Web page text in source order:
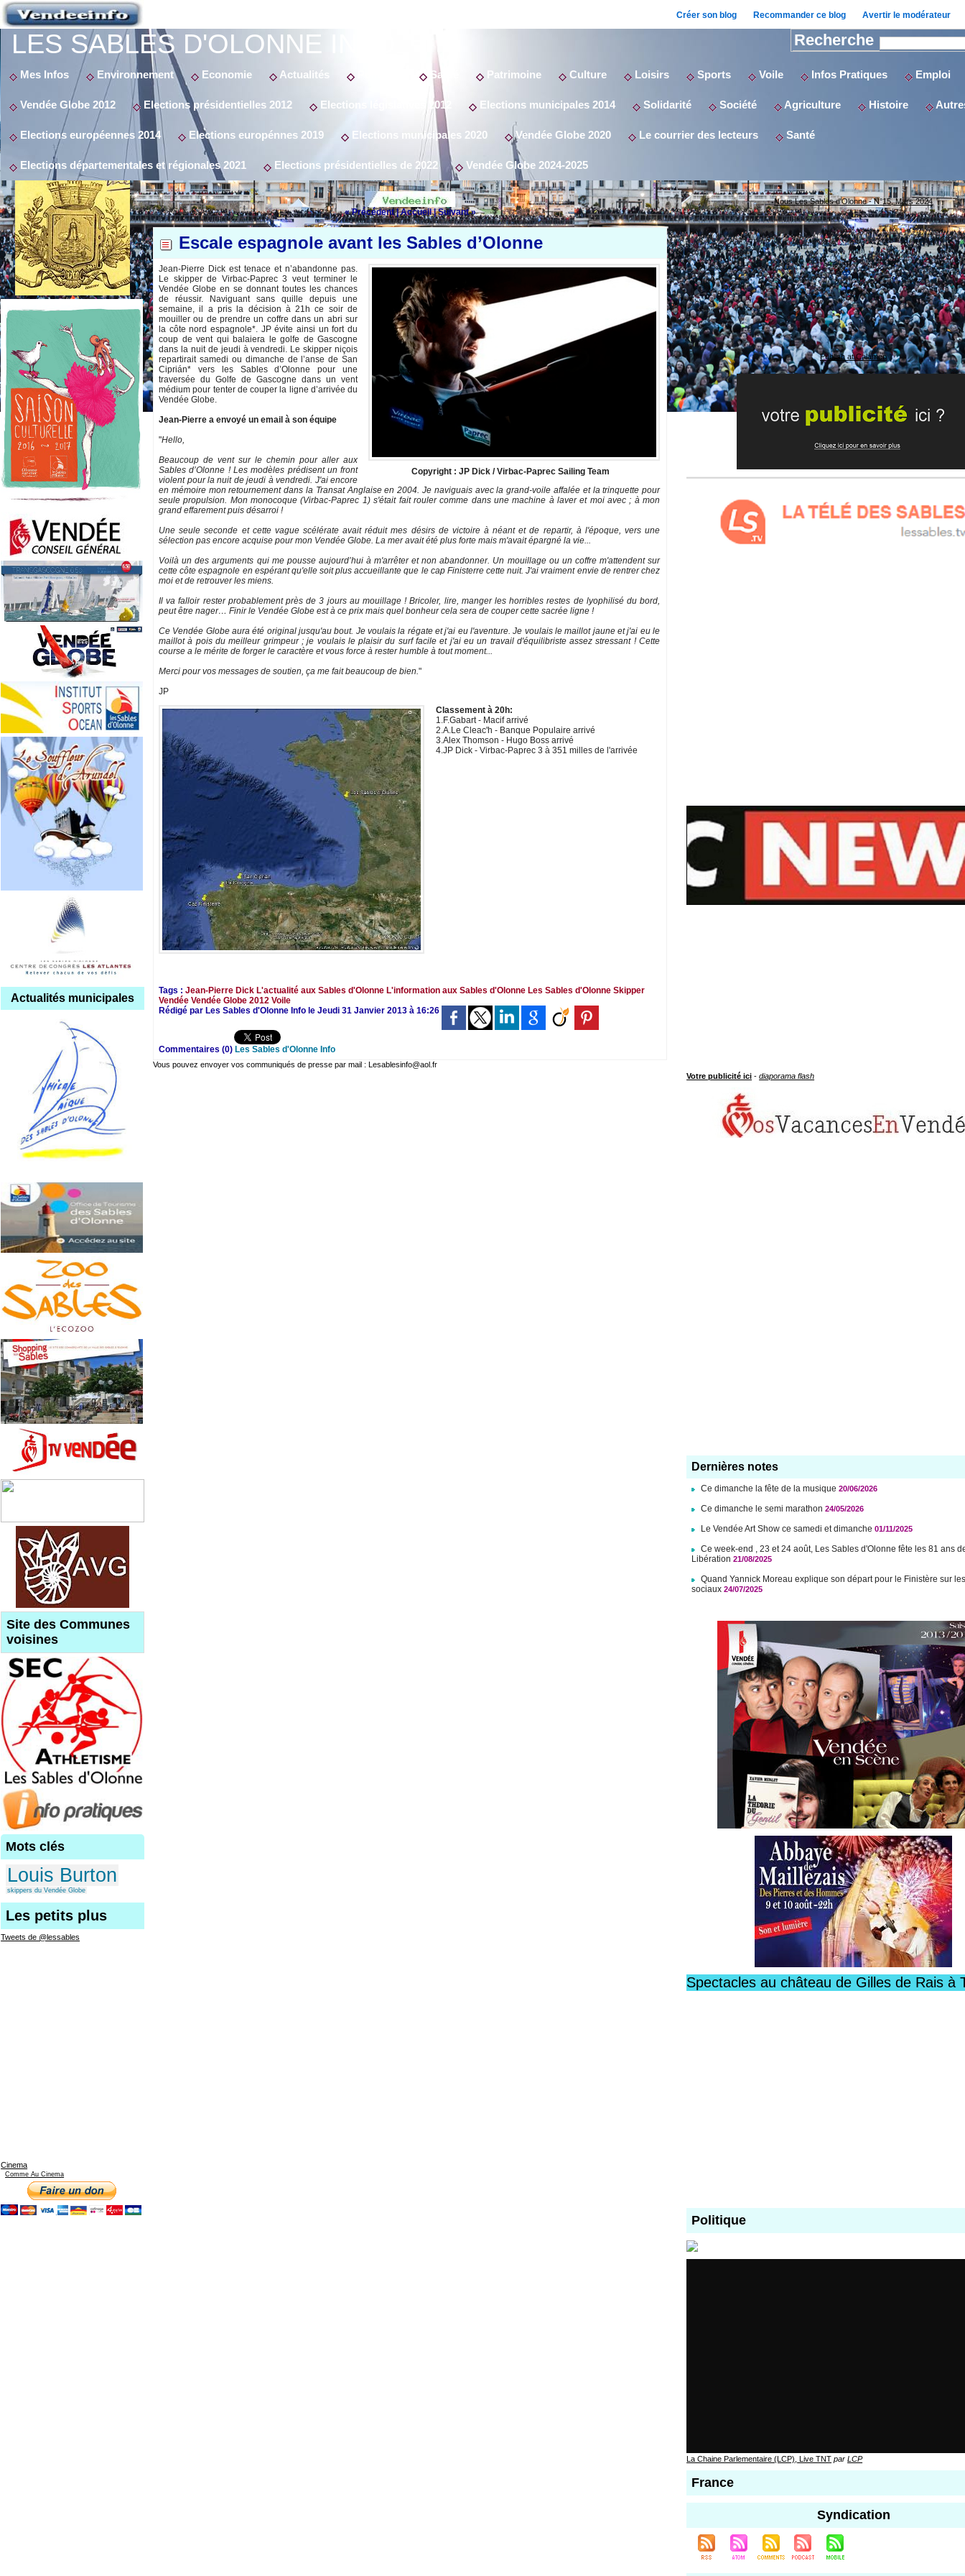
Créer son blog Recommander ce blog Avertir le modérateur
LES SABLES D'OLONNE INFO Recherche
Mes Infos Environnement Economie Actualités Santé Patrimoine Culture Loisirs Sports Voile Infos Pratiques Emploi
Vendée Globe 2012 Elections présidentielles 2012 Elections législatives 2012 Elections municipales 2014 Solidarité Société Agriculture Histoire
Elections européennes 2014 Elections europénnes 2019 Elections municipales 2020 Vendée Globe 2020 Le courrier des lecteurs Santé
Elections départementales et régionales 2021 Elections présidentielles de 2022 Vendée Globe 2024-2025
Actualités municipales
Site des Communes
voisines
Mots clés
Louis Burton
skippers du Vendée Globe
Les petits plus
Tweets de @lessables
Cinema
Comme Au Cinema
« Précédent |Accueil |Suivant »
Escale espagnole avant les Sables d’Olonne
Copyright : JP Dick / Virbac-Paprec Sailing Team
Jean-Pierre Dick est tenace et n’abandonne pas.
Le skipper de Virbac-Paprec 3 veut terminer le
Vendée Globe en se donnant toutes les chances
de réussir. Naviguant sans quille depuis une
semaine, il a pris la décision à 21h ce soir de
mouiller ou de prendre un coffre dans un abri sur
la côte nord espagnole*. JP évite ainsi un fort du
coup de vent qui balaiera le golfe de Gascogne
dans la nuit de jeudi à vendredi. Le skipper niçois
repartirait samedi ou dimanche de l’anse de San
Ciprián* vers les Sables d’Olonne pour une
traversée du Golfe de Gascogne dans un vent
médium pour tenter de couper la ligne d’arrivée du
Vendée Globe.
Jean-Pierre a envoyé un email à son équipe
"Hello,
Beaucoup de vent sur le chemin pour aller aux
Sables d’Olonne ! Les modèles prédisent un front
violent pour la nuit de jeudi à vendredi. J'ai encore
en mémoire mon retournement dans la Transat Anglaise en 2004. Je naviguais avec la grand-voile affalée et la trinquette pour
seule propulsion. Mon monocoque (Virbac-Paprec 1) s'était fait rouler comme dans une machine à laver et moi avec ; à mon
grand effarement puis désarroi !
Une seule seconde et cette vague scélérate avait réduit mes désirs de victoire à néant et de repartir, à l'époque, vers une
sélection pas encore acquise pour mon Vendée Globe. La mer avait été plus forte mais m'avait épargné la vie...
Voilà un des arguments qui me pousse aujourd’hui à m'arrêter et non abandonner. Un mouillage ou un coffre m'attendent sur
cette côte espagnole en espérant qu'elle soit plus accueillante que le cap Finisterre cette nuit. J'ai vraiment envie de rentrer chez
moi et de retrouver les miens.
Il va falloir rester probablement près de 3 jours au mouillage ! Bricoler, lire, manger les horribles restes de lyophilisé du bord,
peut être nager… Finir le Vendée Globe est à ce prix mais quel bonheur cela sera de couper cette sacrée ligne !
Ce Vendée Globe aura été original jusqu'au bout. Je voulais la régate et j'ai eu l'aventure. Je voulais le maillot jaune et j'ai eu le
maillot à pois du meilleur grimpeur ; je voulais le plaisir du surf facile et j'ai eu un travail d'équilibriste assez stressant ! Cette
course a le mérite de forger le caractère et vous force à rester humble à tout moment...
Merci pour vos messages de soutien, ça me fait beaucoup de bien."
JP
Classement à 20h:
1.F.Gabart - Macif arrivé
2.A.Le Cleac'h - Banque Populaire arrivé
3.Alex Thomson - Hugo Boss arrivé
4.JP Dick - Virbac-Paprec 3 à 351 milles de l'arrivée
Tags :Jean-Pierre Dick L'actualité aux Sables d'Olonne L'information aux Sables d'Olonne Les Sables d'Olonne Skipper
Vendée Vendée Globe 2012 Voile
Rédigé par Les Sables d'Olonne Info le Jeudi 31 Janvier 2013 à 16:26
Commentaires (0) Les Sables d'Olonne Info
Vous pouvez envoyer vos communiqués de presse par mail : Lesablesinfo@aol.fr
Nous Les Sables d'Olonne - N°15, Mars 2024
Publish at Calameo
Votre publicité ici -diaporama flash
Dernières notes
Ce dimanche la fête de la musique 20/06/2026
Ce dimanche le semi marathon24/05/2026
Le Vendée Art Show ce samedi et dimanche 01/11/2025
Ce week-end , 23 et 24 août, Les Sables d'Olonne fête les 81 ans
Libération21/08/2025
Quand Yannick Moreau explique son départ pour le Finistère sur
sociaux 24/07/2025
Spectacles au château de Gilles de Rais à
Politique
La Chaine Parlementaire (LCP), Live TNT parLCP
France
Syndication